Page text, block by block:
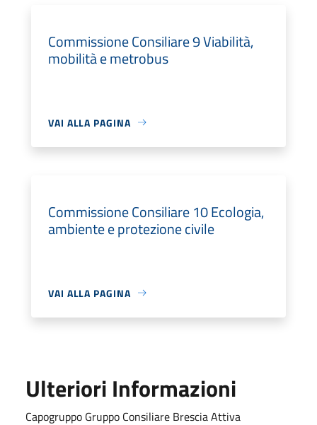
Commissione Consiliare 9 Viabilità,
mobilità e metrobus
VAI ALLA PAGINA
Commissione Consiliare 10 Ecologia,
ambiente e protezione civile
VAI ALLA PAGINA
Ulteriori Informazioni
Capogruppo Gruppo Consiliare Brescia Attiva